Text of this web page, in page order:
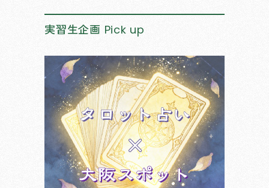
実習生企画 Pick up